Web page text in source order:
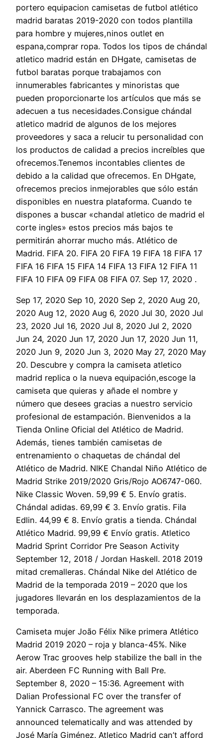
portero equipacion camisetas de futbol atlético
madrid baratas 2019-2020 con todos plantilla
para hombre y mujeres,ninos outlet en
espana,comprar ropa. Todos los tipos de chándal
atletico madrid están en DHgate, camisetas de
futbol baratas porque trabajamos con
innumerables fabricantes y minoristas que
pueden proporcionarte los artículos que más se
adecuen a tus necesidades.Consigue chándal
atletico madrid de algunos de los mejores
proveedores y saca a relucir tu personalidad con
los productos de calidad a precios increíbles que
ofrecemos.Tenemos incontables clientes de
debido a la calidad que ofrecemos. En DHgate,
ofrecemos precios inmejorables que sólo están
disponibles en nuestra plataforma. Cuando te
dispones a buscar «chandal atletico de madrid el
corte ingles» estos precios más bajos te
permitirán ahorrar mucho más. Atlético de
Madrid. FIFA 20. FIFA 20 FIFA 19 FIFA 18 FIFA 17
FIFA 16 FIFA 15 FIFA 14 FIFA 13 FIFA 12 FIFA 11
FIFA 10 FIFA 09 FIFA 08 FIFA 07. Sep 17, 2020 .
Sep 17, 2020 Sep 10, 2020 Sep 2, 2020 Aug 20,
2020 Aug 12, 2020 Aug 6, 2020 Jul 30, 2020 Jul
23, 2020 Jul 16, 2020 Jul 8, 2020 Jul 2, 2020
Jun 24, 2020 Jun 17, 2020 Jun 17, 2020 Jun 11,
2020 Jun 9, 2020 Jun 3, 2020 May 27, 2020 May
20. Descubre y compra la camiseta atletico
madrid replica o la nueva equipación,escoge la
camiseta que quieras y añade el nombre y
número que desees gracias a nuestro servicio
profesional de estampación. Bienvenidos a la
Tienda Online Oficial del Atlético de Madrid.
Además, tienes también camisetas de
entrenamiento o chaquetas de chándal del
Atlético de Madrid. NIKE Chandal Niño Atlético de
Madrid Strike 2019/2020 Gris/Rojo AO6747-060.
Nike Classic Woven. 59,99 € 5. Envío gratis.
Chándal adidas. 69,99 € 3. Envío gratis. Fila
Edlin. 44,99 € 8. Envío gratis a tienda. Chándal
Atlético Madrid. 99,99 € Envío gratis. Atletico
Madrid Sprint Corridor Pre Season Activity
September 12, 2018 / Jordan Haskell. 2018 2019
mitad cremalleras. Chándal Nike del Atlético de
Madrid de la temporada 2019 – 2020 que los
jugadores llevarán en los desplazamientos de la
temporada.
Camiseta mujer João Félix Nike primera Atlético
Madrid 2019 2020 – roja y blanca-45%. Nike
Aerow Trac grooves help stabilize the ball in the
air. Aberdeen FC Running with Ball Pre.
September 8, 2020 – 15:36. Agreement with
Dalian Professional FC over the transfer of
Yannick Carrasco. The agreement was
announced telematically and was attended by
José María Giménez. Atletico Madrid can’t afford